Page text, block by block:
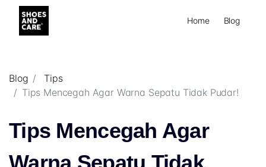
Home Blog
Blog
Tips
Tips Mencegah Agar Warna Sepatu Tidak Pudar!
Tips Mencegah Agar